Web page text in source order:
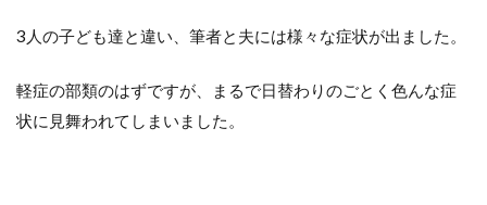
3人の子ども達と違い、筆者と夫には様々な症状が出ました。
軽症の部類のはずですが、まるで日替わりのごとく色んな症
状に見舞われてしまいました。